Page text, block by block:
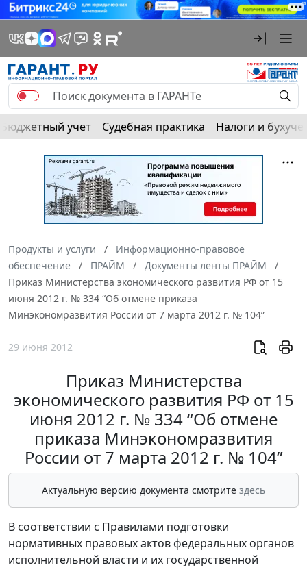
Бюджетный учет Судебная практика Налоги и
Продукты и услуги
Информационно-правовое
обеспечение
ПРАЙМ
Документы ленты ПРАЙМ
Приказ Министерства экономического развития РФ от 15
июня 2012 г. № 334 “Об отмене приказа
Минэкономразвития России от 7 марта 2012 г. № 104”
29 июня 2012
Приказ Министерства
экономического развития РФ от 15
июня 2012 г. № 334 “Об отмене
приказа Минэкономразвития
России от 7 марта 2012 г. № 104”
Актуальную версию документа смотрите здесь
В соответствии с Правилами подготовки
нормативных правовых актов федеральных органов
исполнительной власти и их государственной